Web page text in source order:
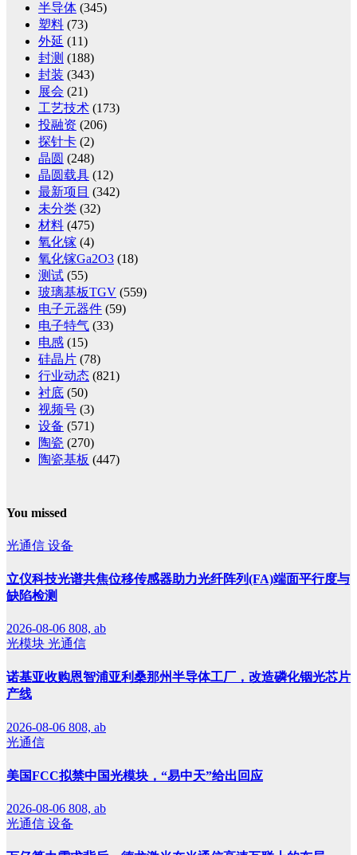
半导体 (345)
塑料 (73)
外延 (11)
封测 (188)
封装 (343)
展会 (21)
工艺技术 (173)
投融资 (206)
探针卡 (2)
晶圆 (248)
晶圆载具 (12)
最新项目 (342)
未分类 (32)
材料 (475)
氧化镓 (4)
氧化镓Ga2O3 (18)
测试 (55)
玻璃基板TGV (559)
电子元器件 (59)
电子特气 (33)
电感 (15)
硅晶片 (78)
行业动态 (821)
衬底 (50)
视频号 (3)
设备 (571)
陶瓷 (270)
陶瓷基板 (447)
You missed
光通信 设备
立仪科技光谱共焦位移传感器助力光纤阵列(FA)端面平行度与
缺陷检测
2026-08-06 808, ab
光模块 光通信
诺基亚收购恩智浦亚利桑那州半导体工厂，改造磷化铟光芯片
产线
2026-08-06 808, ab
光通信
美国FCC拟禁中国光模块，“易中天”给出回应
2026-08-06 808, ab
光通信 设备